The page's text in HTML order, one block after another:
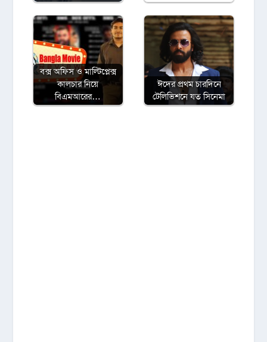
বক্স অফিস ও মাল্টিপ্লেক্স
কালচার নিয়ে
বিএমআরের…
ঈদের প্রথম চারদিনে
টেলিভিশনে যত সিনেমা